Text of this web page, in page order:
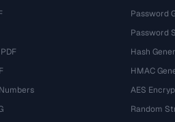
Password
Password
Hash
HMAC
AES
Random